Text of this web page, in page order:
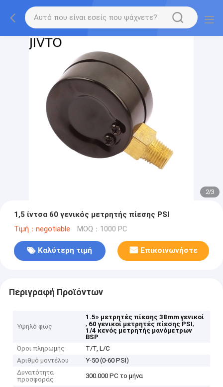
2/3
1,5 ίντσα 60 γενικός μετρητής πίεσης PSI
Τιμή：negotiable MOQ：1000 PC
Καλύτερη τιμή Επικοινωνήστε
Περιγραφή Προϊόντων
Υψηλό φως
1.5» μετρητές πίεσης 38mm γενικοί
, 60 γενικοί μετρητές πίεσης PSI,
1/4 κενός μετρητής μανόμετρων
BSP
Όροι πληρωμής
T/T, L/C
Αριθμό μοντέλου
Υ-50 (0-60 PSI)
Δυνατότητα
προσφοράς
300.000 PC το μήνα